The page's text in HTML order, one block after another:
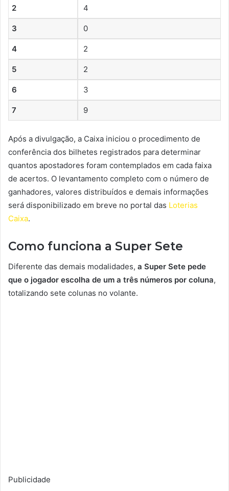
2 4
3 0
4 2
5 2
6 3
7 9
Após a divulgação, a Caixa iniciou o procedimento de
conferência dos bilhetes registrados para determinar
quantos apostadores foram contemplados em cada faixa
de acertos. O levantamento completo com o número de
ganhadores, valores distribuídos e demais informações
será disponibilizado em breve no portal das Loterias
Caixa.
Como funciona a Super Sete
Diferente das demais modalidades, a Super Sete pede
que o jogador escolha de um a três números por coluna,
totalizando sete colunas no volante.
Publicidade